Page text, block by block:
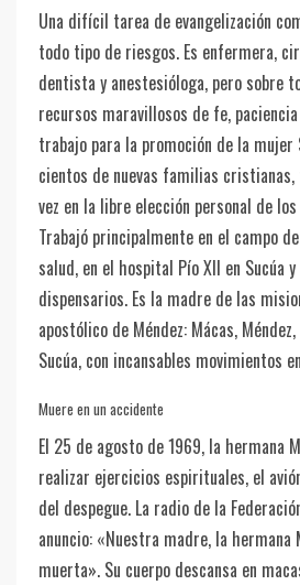
Una difícil tarea de evangelización
todo tipo de riesgos. Es enfermera,
dentista y anestesióloga, pero sobre
recursos maravillosos de fe,
trabajo para la promoción de la mujer
cientos de nuevas familias
vez en la libre elección personal de
Trabajó principalmente en el campo
salud, en el hospital Pío XII en Sucúa
dispensarios. Es la madre de las
apostólico de Méndez: Mácas,
Sucúa, con incansables movimientos
Muere en un accidente
El 25 de agosto de 1969, la hermana
realizar ejercicios espirituales, el
del despegue. La radio de la
anuncio: «Nuestra madre, la
muerta». Su cuerpo descansa en